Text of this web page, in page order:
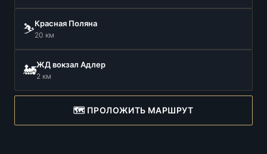
⛷️Красная Поляна
20 км
🚂ЖД вокзал Адлер
2 км
🗺️ ПРОЛОЖИТЬ МАРШРУТ